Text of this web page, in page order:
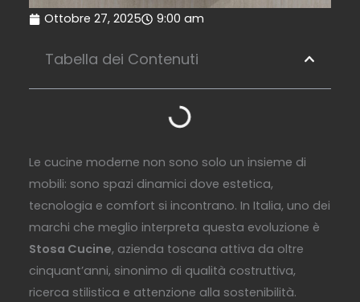
Ottobre 27, 2025 9:00 am
Tabella dei Contenuti
Le cucine moderne non sono solo un insieme di
mobili: sono spazi dinamici dove estetica,
tecnologia e comfort si incontrano. In Italia, uno dei
marchi che meglio interpreta questa evoluzione è
Stosa Cucine, azienda toscana attiva da oltre
cinquant’anni, sinonimo di qualità costruttiva,
ricerca stilistica e attenzione alla sostenibilità.